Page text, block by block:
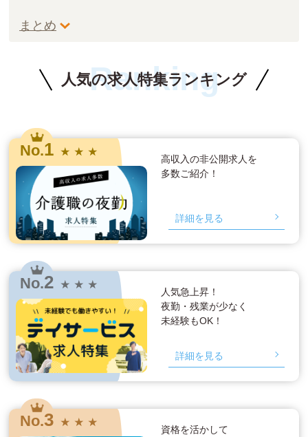
まとめ
人気の求人特集ランキング
Ranking
No.1 ★ ★ ★
高収入の非公開求人を
多数ご紹介！
詳細を見る
No.2 ★ ★ ★
人気急上昇！
夜勤・残業が少なく
未経験もOK！
詳細を見る
No.3 ★ ★ ★
資格を活かして